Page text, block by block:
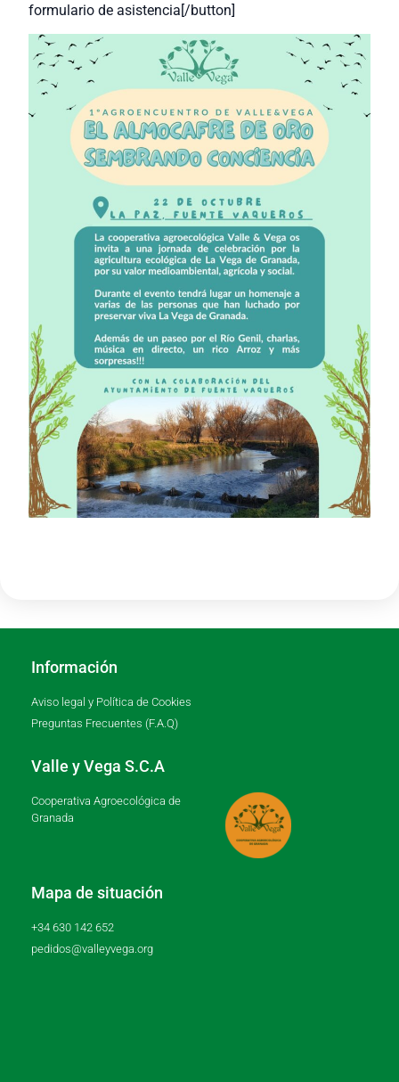
formulario de asistencia[/button]
Información
Aviso legal y Política de Cookies
Preguntas Frecuentes (F.A.Q)
Valle y Vega S.C.A
Cooperativa Agroecológica de
Granada
Mapa de situación
+34 630 142 652
pedidos@valleyvega.org